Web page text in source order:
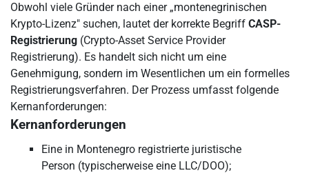
Obwohl viele Gründer nach einer „montenegrinischen
Krypto-Lizenz" suchen, lautet der korrekte Begriff CASP-
Registrierung (Crypto-Asset Service Provider
Registrierung). Es handelt sich nicht um eine
Genehmigung, sondern im Wesentlichen um ein formelles
Registrierungsverfahren. Der Prozess umfasst folgende
Kernanforderungen:
Kernanforderungen
Eine in Montenegro registrierte juristische
Person (typischerweise eine LLC/DOO);